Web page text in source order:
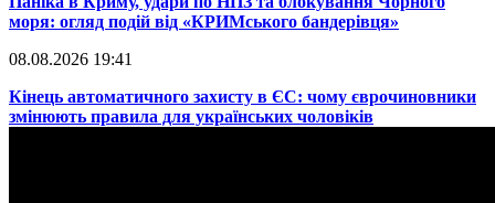
моря: огляд подій від «КРИМського бандерівця»
08.08.2026 19:41
​Кінець автоматичного захисту в ЄС: чому єврочиновники
змінюють правила для українських чоловіків